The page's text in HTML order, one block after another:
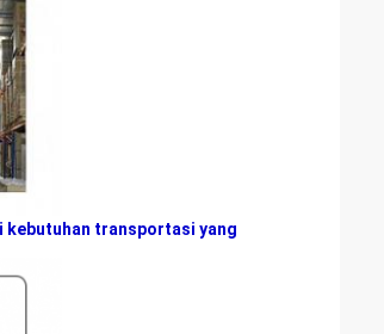
kebutuhan transportasi yang